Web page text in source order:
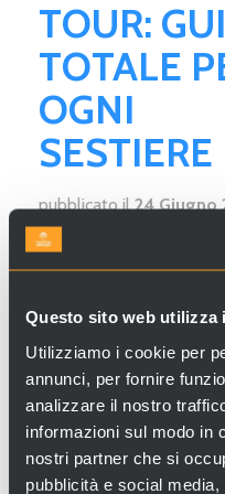
Questo sito web utilizza
Utilizziamo i cookie per
annunci, per fornire
analizzare il nostro
informazioni sul modo in
nostri partner che si
pubblicità e social
TOUR:
TOTALE
OGNI
SESTIERE
pubblicato il24 Giugno
Valeria Tuzzato
Cerchi esperienze e servizi
in Italia? Visita Venice
Che siate turisti,
Venezia